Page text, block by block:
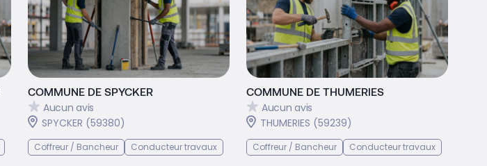
COMMUNE DE SPYCKER
Aucun avis
SPYCKER (59380)
Coffreur / Bancheur Conducteur travaux
COMMUNE DE THUMERIES
Aucun avis
THUMERIES (59239)
Coffreur / Bancheur Conducteur travaux